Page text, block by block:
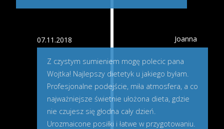
Joanna
07.11.2018
Z czystym sumieniem mogę polecic pana
Wojtka! Najlepszy dietetyk u jakiego byłam.
Profesjonalne podejście, miła atmosfera, a co
najważniejsze świetnie ułożona dieta, gdzie
nie czujesz się głodna cały dzień.
Urozmaicone posiłki i łatwe w przygotowaniu.